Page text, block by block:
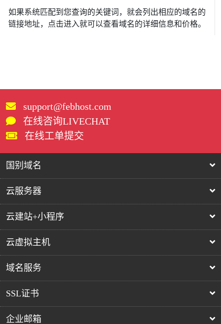
如果系统匹配到您查询的关键词，就会列出相应的域名的
链接地址，点击进入就可以查看域名的详细信息和价格。
support@febhost.com
在线咨询LIVECHAT
在线工单提交
国别域名
云服务器
云建站+小程序
云虚拟主机
域名服务
SSL证书
企业邮箱